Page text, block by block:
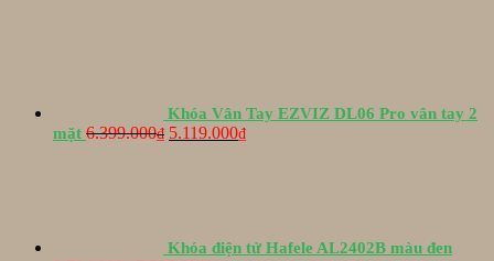
Khóa Vân Tay EZVIZ DL06 Pro vân tay 2
mặt 6.399.000₫ Giá
5.119.000₫Giá
Khóa điện tử Hafele AL2402B màu đen